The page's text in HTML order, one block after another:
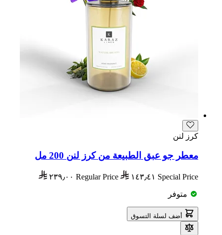
كرز لنن
معطر جو عبق الطبيعة من كرز لنن 200 مل
Special Price ١٤٣٫٤١ Regular Price ٢٣٩٫٠٠
متوفر
أضف لسلة التسوق